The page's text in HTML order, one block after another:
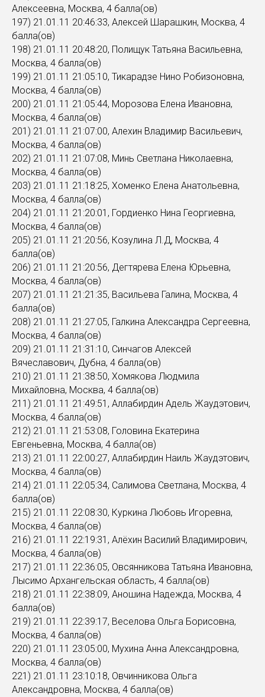
Алексеевна, Москва, 4 балла(ов)
197) 21.01.11 20:46:33, Алексей Шарашкин, Москва, 4
балла(ов)
198) 21.01.11 20:48:20, Полищук Татьяна Васильевна,
Москва, 4 балла(ов)
199) 21.01.11 21:05:10, Тикарадзе Нино Робизоновна,
Москва, 4 балла(ов)
200) 21.01.11 21:05:44, Морозова Елена Ивановна,
Москва, 4 балла(ов)
201) 21.01.11 21:07:00, Алехин Владимир Васильевич,
Москва, 4 балла(ов)
202) 21.01.11 21:07:08, Минь Светлана Николаевна,
Москва, 4 балла(ов)
203) 21.01.11 21:18:25, Хоменко Елена Анатольевна,
Москва, 4 балла(ов)
204) 21.01.11 21:20:01, Гордиенко Нина Георгиевна,
Москва, 4 балла(ов)
205) 21.01.11 21:20:56, Козулина Л.Д, Москва, 4
балла(ов)
206) 21.01.11 21:20:56, Дегтярева Елена Юрьевна,
Москва, 4 балла(ов)
207) 21.01.11 21:21:35, Васильева Галина, Москва, 4
балла(ов)
208) 21.01.11 21:27:05, Галкина Александра Сергеевна,
Москва, 4 балла(ов)
209) 21.01.11 21:31:10, Синчагов Алексей
Вячеславович, Дубна, 4 балла(ов)
210) 21.01.11 21:38:50, Хомякова Людмила
Михайловна, Москва, 4 балла(ов)
211) 21.01.11 21:49:51, Аллабирдин Адель Жаудэтович,
Москва, 4 балла(ов)
212) 21.01.11 21:53:08, Головина Екатерина
Евгеньевна, Москва, 4 балла(ов)
213) 21.01.11 22:00:27, Аллабирдин Наиль Жаудэтович,
Москва, 4 балла(ов)
214) 21.01.11 22:05:34, Салимова Светлана, Москва, 4
балла(ов)
215) 21.01.11 22:08:30, Куркина Любовь Игоревна,
Москва, 4 балла(ов)
216) 21.01.11 22:19:31, Алёхин Василий Владимирович,
Москва, 4 балла(ов)
217) 21.01.11 22:36:05, Овсянникова Татьяна Ивановна,
Лысимо Архангельская область, 4 балла(ов)
218) 21.01.11 22:38:09, Аношина Надежда, Москва, 4
балла(ов)
219) 21.01.11 22:39:17, Веселова Ольга Борисовна,
Москва, 4 балла(ов)
220) 21.01.11 23:05:00, Мухина Анна Александровна,
Москва, 4 балла(ов)
221) 21.01.11 23:10:18, Овчинникова Ольга
Александровна, Москва, 4 балла(ов)